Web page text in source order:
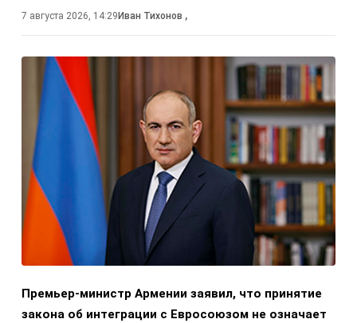
7 августа 2026, 14:29 Иван Тихонов ,
Премьер-министр Армении заявил, что принятие
закона об интеграции с Евросоюзом не означает